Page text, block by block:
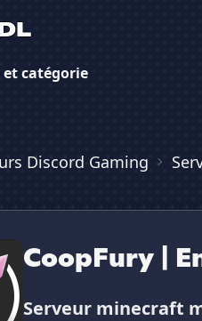
et catégorie
Discord Gaming
CoopFury |
Serveur minecraft